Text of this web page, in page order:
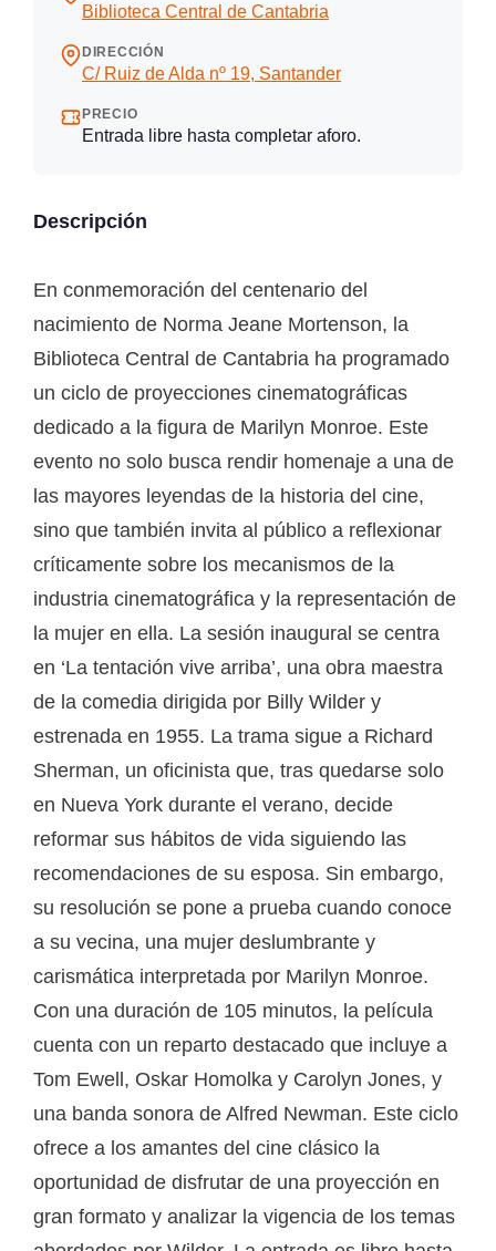
Biblioteca Central de Cantabria
DIRECCIÓN
C/ Ruiz de Alda nº 19, Santander
PRECIO
Entrada libre hasta completar aforo.
Descripción
En conmemoración del centenario del
nacimiento de Norma Jeane Mortenson, la
Biblioteca Central de Cantabria ha programado
un ciclo de proyecciones cinematográficas
dedicado a la figura de Marilyn Monroe. Este
evento no solo busca rendir homenaje a una de
las mayores leyendas de la historia del cine,
sino que también invita al público a reflexionar
críticamente sobre los mecanismos de la
industria cinematográfica y la representación de
la mujer en ella. La sesión inaugural se centra
en ‘La tentación vive arriba’, una obra maestra
de la comedia dirigida por Billy Wilder y
estrenada en 1955. La trama sigue a Richard
Sherman, un oficinista que, tras quedarse solo
en Nueva York durante el verano, decide
reformar sus hábitos de vida siguiendo las
recomendaciones de su esposa. Sin embargo,
su resolución se pone a prueba cuando conoce
a su vecina, una mujer deslumbrante y
carismática interpretada por Marilyn Monroe.
Con una duración de 105 minutos, la película
cuenta con un reparto destacado que incluye a
Tom Ewell, Oskar Homolka y Carolyn Jones, y
una banda sonora de Alfred Newman. Este ciclo
ofrece a los amantes del cine clásico la
oportunidad de disfrutar de una proyección en
gran formato y analizar la vigencia de los temas